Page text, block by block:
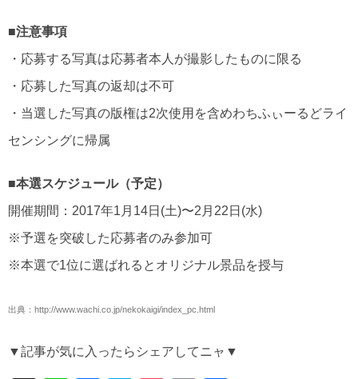
■注意事項
・応募する写真は応募者本人が撮影したものに限る
・応募した写真の返却は不可
・当選した写真の版権は2次使用を含めわちふぃーるどライ
センシングに帰属
■本選スケジュール（予定）
開催期間：2017年1月14日(土)〜2月22日(水)
※予選を突破した応募者のみ参加可
※本選で1位に選ばれるとオリジナル景品を授与
出典：http://www.wachi.co.jp/nekokaigi/index_pc.html
▼記事が気に入ったらシェアしてニャ▼